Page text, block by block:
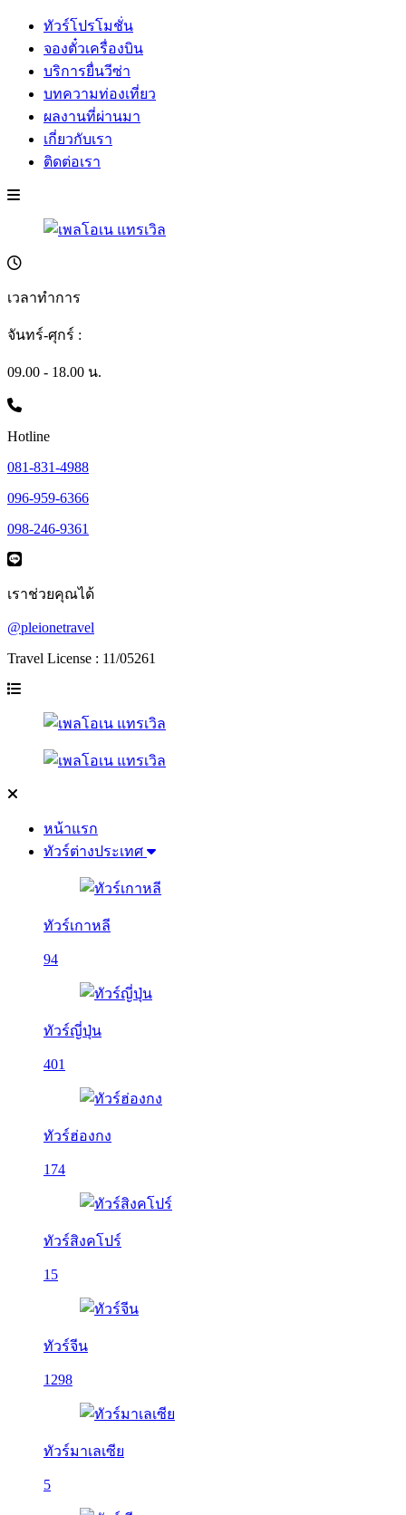
ทัวร์โปรโมชั่น
จองตั๋วเครื่องบิน
บริการยื่นวีซ่า
บทความท่องเที่ยว
ผลงานที่ผ่านมา
เกี่ยวกับเรา
ติดต่อเรา
เวลาทำการ
จันทร์-ศุกร์ :
09.00 - 18.00 น.
Hotline
081-831-4988
096-959-6366
098-246-9361
เราช่วยคุณได้
@pleionetravel
Travel License : 11/05261
หน้าแรก
ทัวร์ต่างประเทศ
ทัวร์เกาหลี
94
ทัวร์ญี่ปุ่น
401
ทัวร์ฮ่องกง
174
ทัวร์สิงคโปร์
15
ทัวร์จีน
1298
ทัวร์มาเลเซีย
5